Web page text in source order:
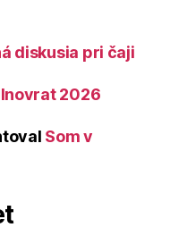
diskusia pri čaji
2026
Som v